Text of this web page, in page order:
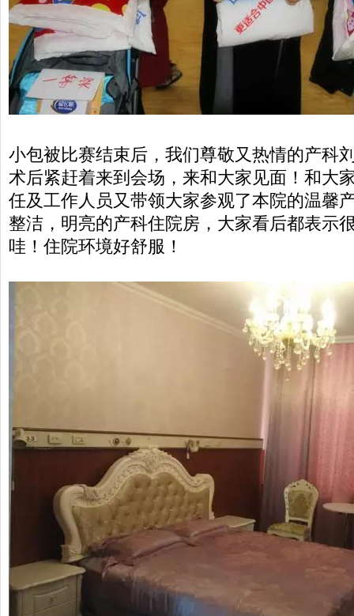
小包被比赛结束后，我们尊敬又热情的产科
术后紧赶着来到会场，来和大家见面！和大
任及工作人员又带领大家参观了本院的温馨
整洁，明亮的产科住院房，大家看后都表示
哇！住院环境好舒服！